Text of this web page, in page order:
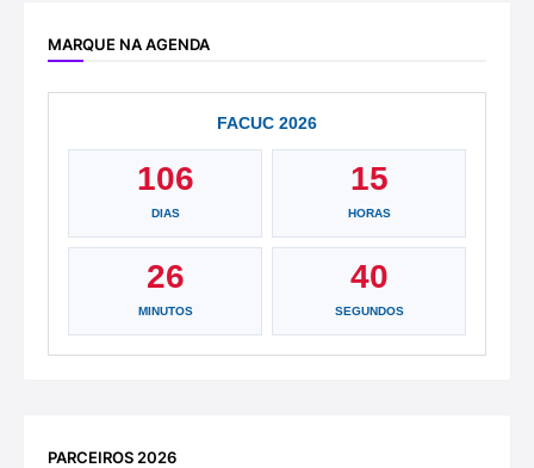
MARQUE NA AGENDA
FACUC 2026
106
DIAS
15
HORAS
26
MINUTOS
40
SEGUNDOS
PARCEIROS 2026